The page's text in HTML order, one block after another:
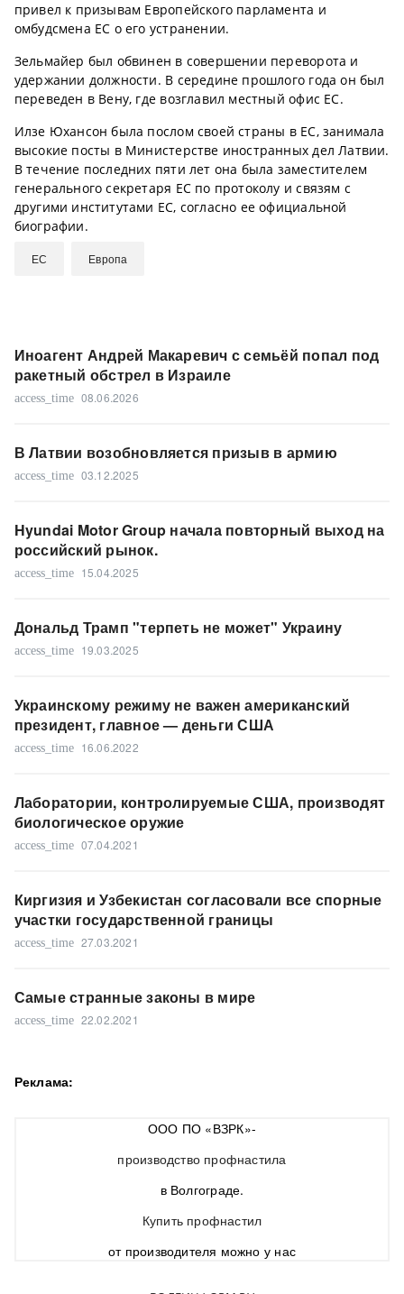
привел к призывам Европейского парламента и
омбудсмена ЕС о его устранении.
Зельмайер был обвинен в совершении переворота и
удержании должности. В середине прошлого года он был
переведен в Вену, где возглавил местный офис ЕС.
Илзе Юхансон была послом своей страны в ЕС, занимала
высокие посты в Министерстве иностранных дел Латвии.
В течение последних пяти лет она была заместителем
генерального секретаря ЕС по протоколу и связям с
другими институтами ЕС, согласно ее официальной
биографии.
ЕС Европа
Иноагент Андрей Макаревич с семьёй попал под
ракетный обстрел в Израиле
access_time 08.06.2026
В Латвии возобновляется призыв в армию
access_time 03.12.2025
Hyundai Motor Group начала повторный выход на
российский рынок.
access_time 15.04.2025
Дональд Трамп "терпеть не может" Украину
access_time 19.03.2025
Украинскому режиму не важен американский
президент, главное — деньги США
access_time 16.06.2022
Лаборатории, контролируемые США, производят
биологическое оружие
access_time 07.04.2021
Киргизия и Узбекистан согласовали все спорные
участки государственной границы
access_time 27.03.2021
Самые странные законы в мире
access_time 22.02.2021
Реклама:
ООО ПО «ВЗРК»-
производство профнастила
в Волгограде.
Купить профнастил
от производителя можно у нас